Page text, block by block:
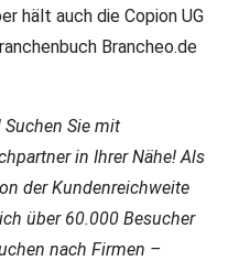
hält auch die Copion UG
Brancheo.de
Suchen Sie mit
in Ihrer Nähe! Als
der Kundenreichweite
über 60.000 Besucher
nach Firmen –